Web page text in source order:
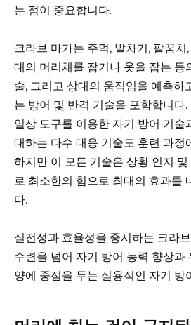
는 점이 중요합니다.
크라브 마가는 주먹, 발차기, 팔꿈치
대의 머리채를 잡거나 옷을 잡는 등
술, 그리고 상대의 움직임을 예측하
는 방어 및 반격 기술을 포함합니다.
일상 도구를 이용한 자기 방어 기술
대하는 다수 대응 기술도 훈련 과정
하지만 이 모든 기술은 상황 인지
로 최소한의 힘으로 최대의 효과를
다.
실전성과 효율성을 중시하는 크라
수련을 넘어 자기 방어 능력 향상과
양에 중점을 두는 실용적인 자기 방